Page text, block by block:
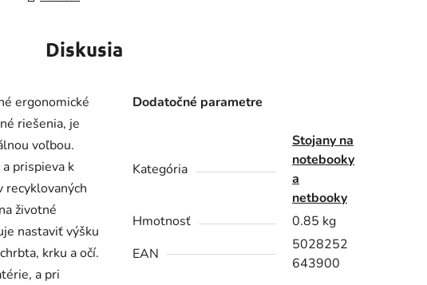
Diskusia
ergonomické
riešenia, je
voľbou.
prispieva k
životné
nastaviť výšku
krku a očí.
a pri
Dodatočné parametre
Kategória
Stojany na
notebooky
a
netbooky
Hmotnosť
0.85 kg
EAN
5028252
643900